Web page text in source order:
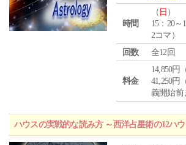
時間
（ 日 ）
15：20～
2コマ）
回数
全12回
料金
14,850円
41,250円
義開始前
ハウスの実戦的な読み方 ～西洋占星術の12ハ